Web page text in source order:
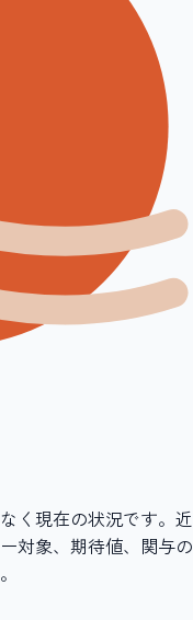
く現在の状況です。近
対象、期待値、関与の